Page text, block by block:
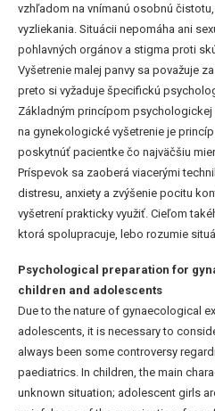
vzhľadom na vnímanú osobnú
vyzliekania. Situácii nepomáha ani
pohlavných orgánov a stigma proti
Vyšetrenie malej panvy sa považuje
preto si vyžaduje špecifickú
Základným princípom
na gynekologické vyšetrenie je
poskytnúť pacientke čo najväčšiu
Príspevok sa zaoberá viacerými
distresu, anxiety a zvýšenie pocitu
vyšetrení prakticky využiť. Cieľom
ktorá spolupracuje, lebo rozumie
Psychological preparation for
children and adolescents
Due to the nature of gynaecological
adolescents, it is necessary to
always been some controversy
paediatrics. In children, the main
unknown situation; adolescent girls